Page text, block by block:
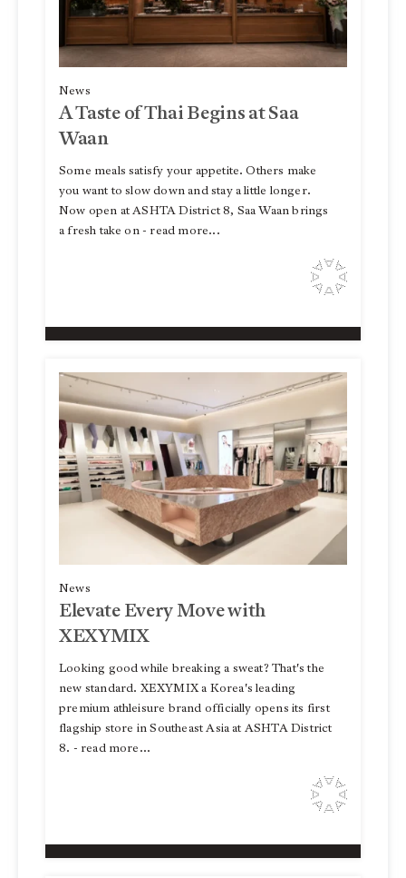
News
A Taste of Thai Begins at Saa
Waan
Some meals satisfy your appetite. Others make
you want to slow down and stay a little longer.
Now open at ASHTA District 8, Saa Waan brings
a fresh take on - read more...
News
Elevate Every Move with
XEXYMIX
Looking good while breaking a sweat? That's the
new standard. XEXYMIX a Korea's leading
premium athleisure brand officially opens its first
flagship store in Southeast Asia at ASHTA District
8. - read more...